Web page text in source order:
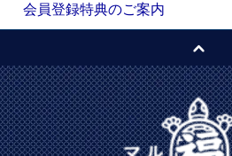
会員登録特典のご案内